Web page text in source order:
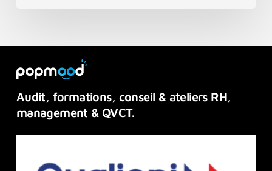
Audit, formations, conseil & ateliers RH,
management & QVCT.